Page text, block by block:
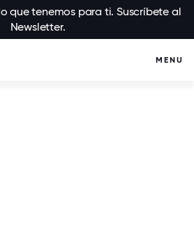
que tenemos para ti. Suscríbete al
Newsletter.
MENU